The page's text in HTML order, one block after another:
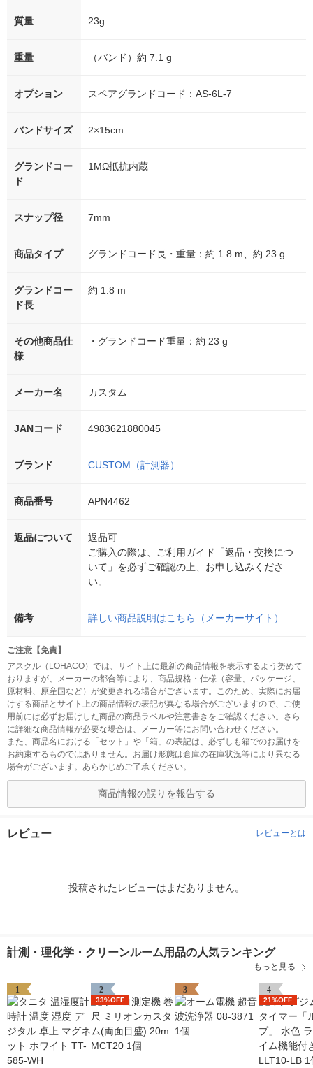
質量 23g
重量 （バンド）約 7.1 g
オプション スペアグランドコード：AS-6L-7
バンドサイズ 2×15cm
グランドコー
ド
1MΩ抵抗内蔵
スナップ径 7mm
商品タイプ グランドコード長・重量：約 1.8 m、約 23 g
グランドコー
ド長
約 1.8 m
その他商品仕
様
・グランドコード重量：約 23 g
メーカー名 カスタム
JANコード 4983621880045
ブランド CUSTOM（計測器）
商品番号 APN4462
返品について
返品可
ご購入の際は、ご利用ガイド「返品・交換につ
いて」を必ずご確認の上、お申し込みくださ
い。
備考 詳しい商品説明はこちら（メーカーサイト）
ご注意【免責】
アスクル（LOHACO）では、サイト上に最新の商品情報を表示するよう努めて
おりますが、メーカーの都合等により、商品規格・仕様（容量、パッケージ、
原材料、原産国など）が変更される場合がございます。このため、実際にお届
けする商品とサイト上の商品情報の表記が異なる場合がございますので、ご使
用前には必ずお届けした商品の商品ラベルや注意書きをご確認ください。さら
に詳細な商品情報が必要な場合は、メーカー等にお問い合わせください。
また、商品名における「セット」や「箱」の表記は、必ずしも箱でのお届けを
お約束するものではありません。お届け形態は倉庫の在庫状況等により異なる
場合がございます。あらかじめご了承ください。
商品情報の誤りを報告する
レビュー レビューとは
投稿されたレビューはまだありません。
計測・理化学・クリーンルーム用品の人気ランキング
もっと見る
1 2
33%OFF
3 4
21%OFF